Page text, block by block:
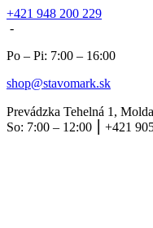
+421 948 200 229
-
Po – Pi: 7:00 – 16:00
shop@stavomark.sk
Prevádzka Tehelná 1,
So: 7:00 – 12:00 ⎮ +421